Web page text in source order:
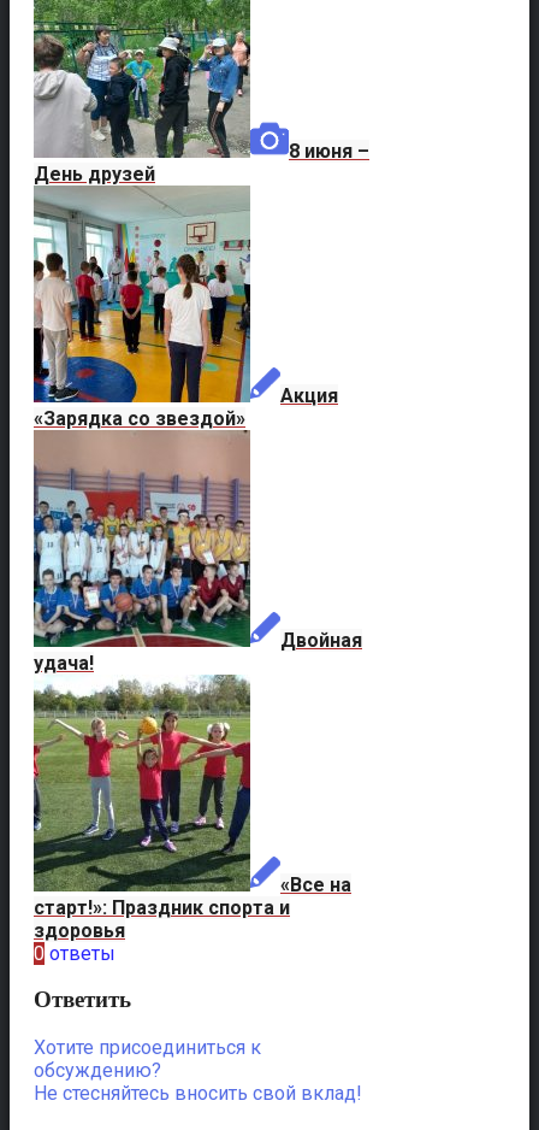
8 июня –
День друзей
Акция
«Зарядка со звездой»
Двойная
удача!
«Все на
старт!»: Праздник спорта и
здоровья
0 ответы
Ответить
Хотите присоединиться к
обсуждению?
Не стесняйтесь вносить свой вклад!